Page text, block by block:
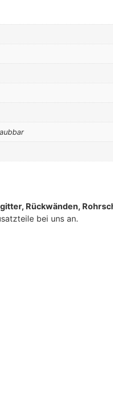
Rückwänden,
bei uns an.